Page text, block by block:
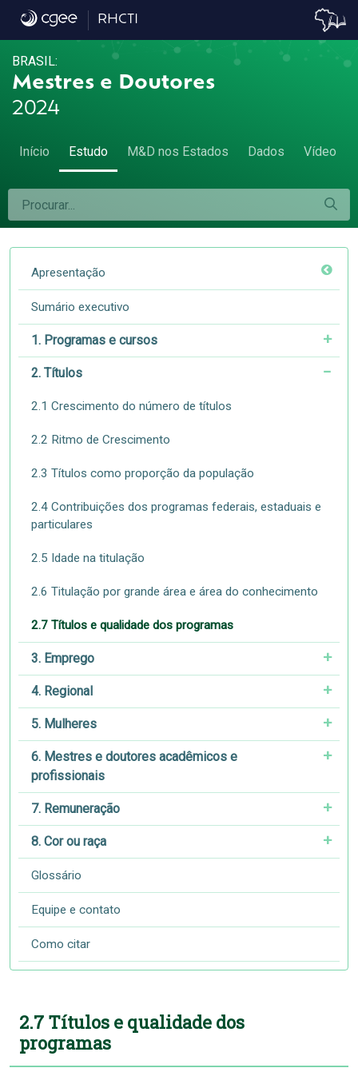
2.7 Títulos e qualidade dos programas -
RHCTI
BRASIL:
Mestres e Doutores
2024
Início Estudo M&D nos Estados Dados Vídeo
Apresentação
Sumário executivo
1. Programas e cursos
2. Títulos
2.1 Crescimento do número de títulos
2.2 Ritmo de Crescimento
2.3 Títulos como proporção da população
2.4 Contribuições dos programas federais, estaduais e
particulares
2.5 Idade na titulação
2.6 Titulação por grande área e área do conhecimento
2.7 Títulos e qualidade dos programas
3. Emprego
4. Regional
5. Mulheres
6. Mestres e doutores acadêmicos e
profissionais
7. Remuneração
8. Cor ou raça
Glossário
Equipe e contato
Como citar
2.7 Títulos e qualidade dos
programas